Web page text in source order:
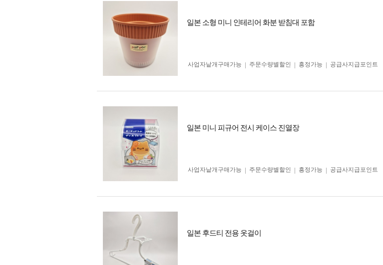
일본 소형 미니 인테리어 화분 받침대 포함
사업자 낱개구매가능
주문수량별할인 흥정가능 공급사지급포인트
일본 미니 피규어 전시 케이스 진열장
사업자 낱개구매가능
주문수량별할인 흥정가능 공급사지급포인트
일본 후드티 전용 옷걸이